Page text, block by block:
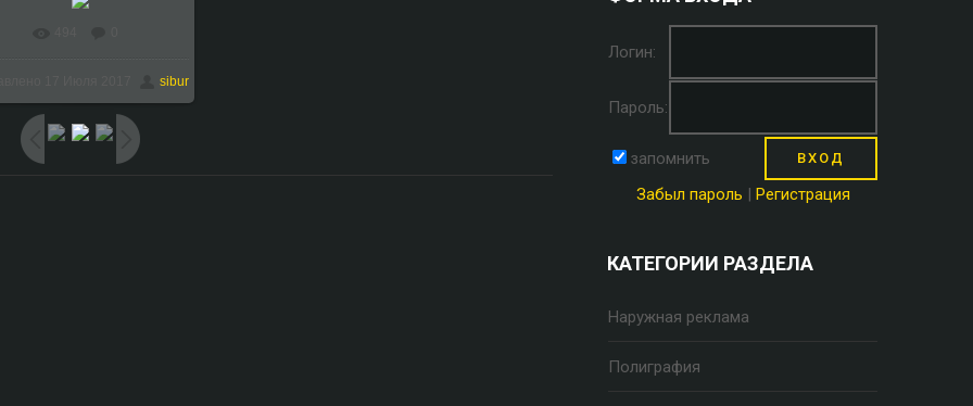
sibur
Логин:
Пароль:
запомнить
Забыл пароль | Регистрация
КАТЕГОРИИ РАЗДЕЛА
Наружная реклама
Полиграфия